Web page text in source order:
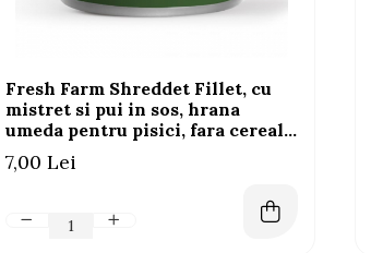
Fresh Farm Shreddet Fillet, cu
mistret si pui in sos, hrana
umeda pentru pisici, fara cereale,
70 g
7,00 Lei